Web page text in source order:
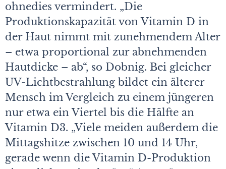
ohnedies vermindert. „Die
Produktionskapazität von Vitamin D in
der Haut nimmt mit zunehmendem Alter
– etwa proportional zur abnehmenden
Hautdicke – ab“, so Dobnig. Bei gleicher
UV-Lichtbestrahlung bildet ein älterer
Mensch im Vergleich zu einem jüngeren
nur etwa ein Viertel bis die Hälfte an
Vitamin D3. „Viele meiden außerdem die
Mittagshitze zwischen 10 und 14 Uhr,
gerade wenn die Vitamin D-Produktion